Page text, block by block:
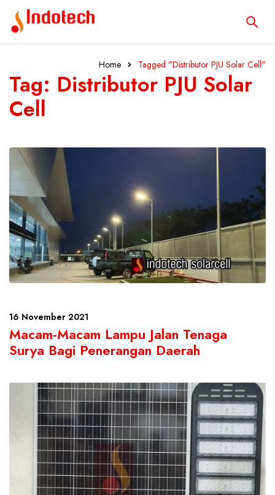
Home Tagged "Distributor PJU Solar Cell"
Tag: Distributor PJU Solar
Cell
16 November 2021
Macam-Macam Lampu Jalan Tenaga
Surya Bagi Penerangan Daerah